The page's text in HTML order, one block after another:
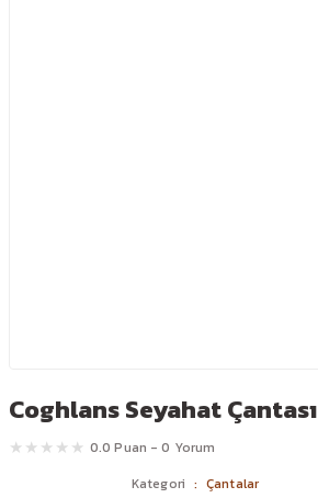
Coghlans Seyahat Çantası
0.0 Puan - 0 Yorum
Kategori
Çantalar